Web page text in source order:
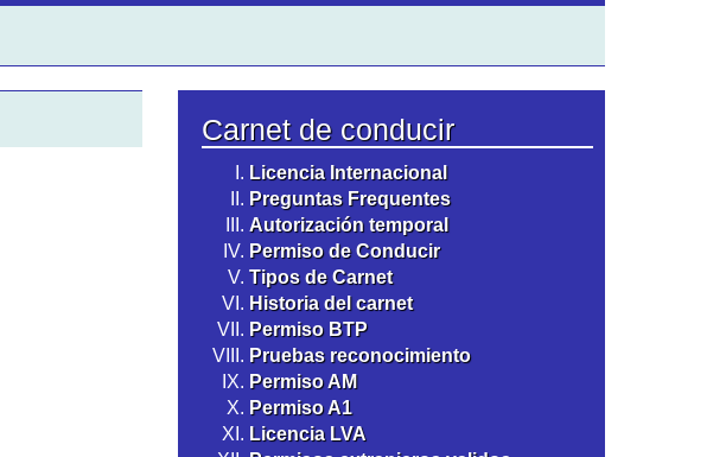
Carnet de conducir
Licencia Internacional
Preguntas Frequentes
Autorización temporal
Permiso de Conducir
Tipos de Carnet
Historia del carnet
Permiso BTP
Pruebas reconocimiento
Permiso AM
Permiso A1
Licencia LVA